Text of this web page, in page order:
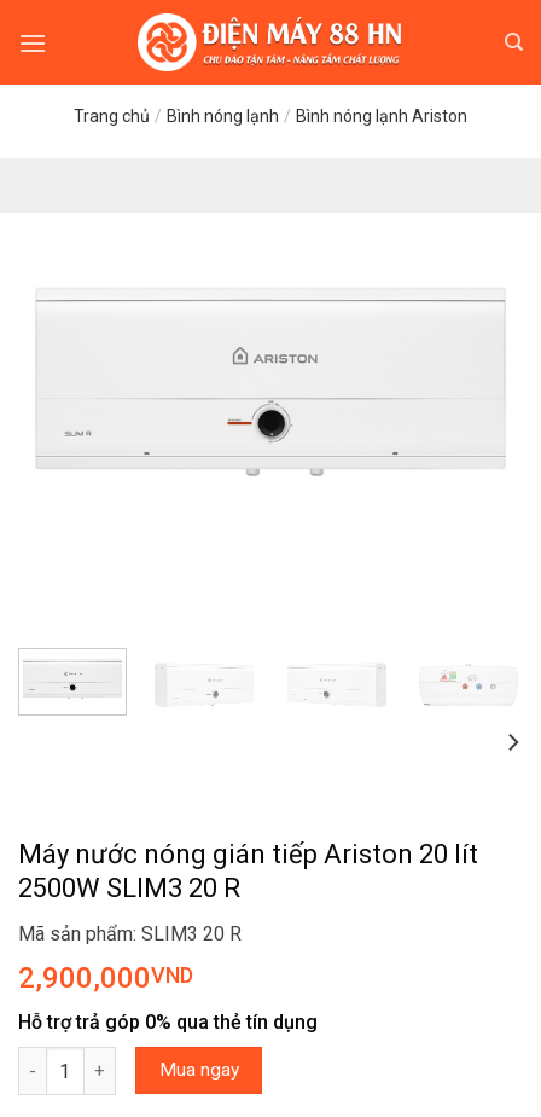
Trang chủ / Bình nóng lạnh / Bình nóng lạnh Ariston
Máy nước nóng gián tiếp Ariston 20 lít
2500W SLIM3 20 R
Mã sản phẩm: SLIM3 20 R
2,900,000VND
Hỗ trợ trả góp 0% qua thẻ tín dụng
Máy nước nóng gián tiếp Ariston 20 lít 2500W SLIM3 20 R số
Mua ngay